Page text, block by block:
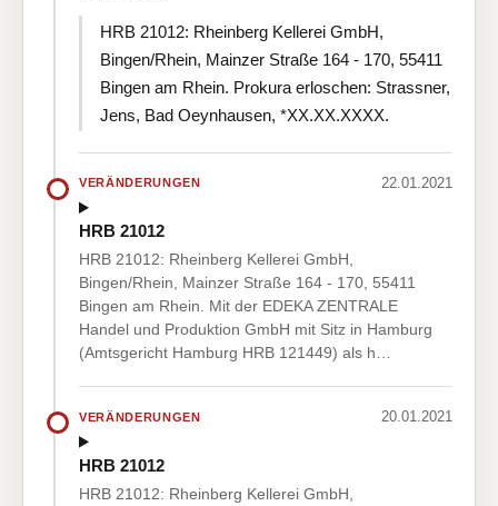
HRB 21012: Rheinberg Kellerei GmbH,
Bingen/Rhein, Mainzer Straße 164 - 170, 55411
Bingen am Rhein. Prokura erloschen: Strassner,
Jens, Bad Oeynhausen, *XX.XX.XXXX.
VERÄNDERUNGEN 22.01.2021
HRB 21012
HRB 21012: Rheinberg Kellerei GmbH,
Bingen/Rhein, Mainzer Straße 164 - 170, 55411
Bingen am Rhein. Mit der EDEKA ZENTRALE
Handel und Produktion GmbH mit Sitz in Hamburg
(Amtsgericht Hamburg HRB 121449) als h…
VERÄNDERUNGEN 20.01.2021
HRB 21012
HRB 21012: Rheinberg Kellerei GmbH,